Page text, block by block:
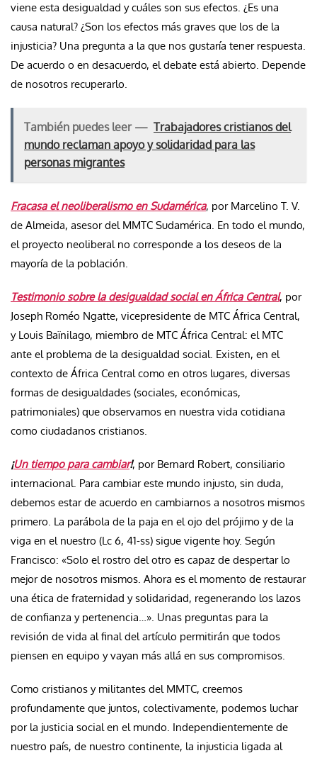
viene esta desigualdad y cuáles son sus efectos. ¿Es una
causa natural? ¿Son los efectos más graves que los de la
injusticia? Una pregunta a la que nos gustaría tener respuesta.
De acuerdo o en desacuerdo, el debate está abierto. Depende
de nosotros recuperarlo.
También puedes leer — Trabajadores cristianos del
mundo reclaman apoyo y solidaridad para las
personas migrantes
Fracasa el neoliberalismo en Sudamérica, por Marcelino T. V.
de Almeida, asesor del MMTC Sudamérica. En todo el mundo,
el proyecto neoliberal no corresponde a los deseos de la
mayoría de la población.
Testimonio sobre la desigualdad social en África Central, por
Joseph Roméo Ngatte, vicepresidente de MTC África Central,
y Louis Baïnilago, miembro de MTC África Central: el MTC
ante el problema de la desigualdad social. Existen, en el
contexto de África Central como en otros lugares, diversas
formas de desigualdades (sociales, económicas,
patrimoniales) que observamos en nuestra vida cotidiana
como ciudadanos cristianos.
¡Un tiempo para cambiar!, por Bernard Robert, consiliario
internacional. Para cambiar este mundo injusto, sin duda,
debemos estar de acuerdo en cambiarnos a nosotros mismos
primero. La parábola de la paja en el ojo del prójimo y de la
viga en el nuestro (Lc 6, 41-ss) sigue vigente hoy. Según
Francisco: «Solo el rostro del otro es capaz de despertar lo
mejor de nosotros mismos. Ahora es el momento de restaurar
una ética de fraternidad y solidaridad, regenerando los lazos
de confianza y pertenencia…». Unas preguntas para la
revisión de vida al final del artículo permitirán que todos
piensen en equipo y vayan más allá en sus compromisos.
Como cristianos y militantes del MMTC, creemos
profundamente que juntos, colectivamente, podemos luchar
por la justicia social en el mundo. Independientemente de
nuestro país, de nuestro continente, la injusticia ligada al